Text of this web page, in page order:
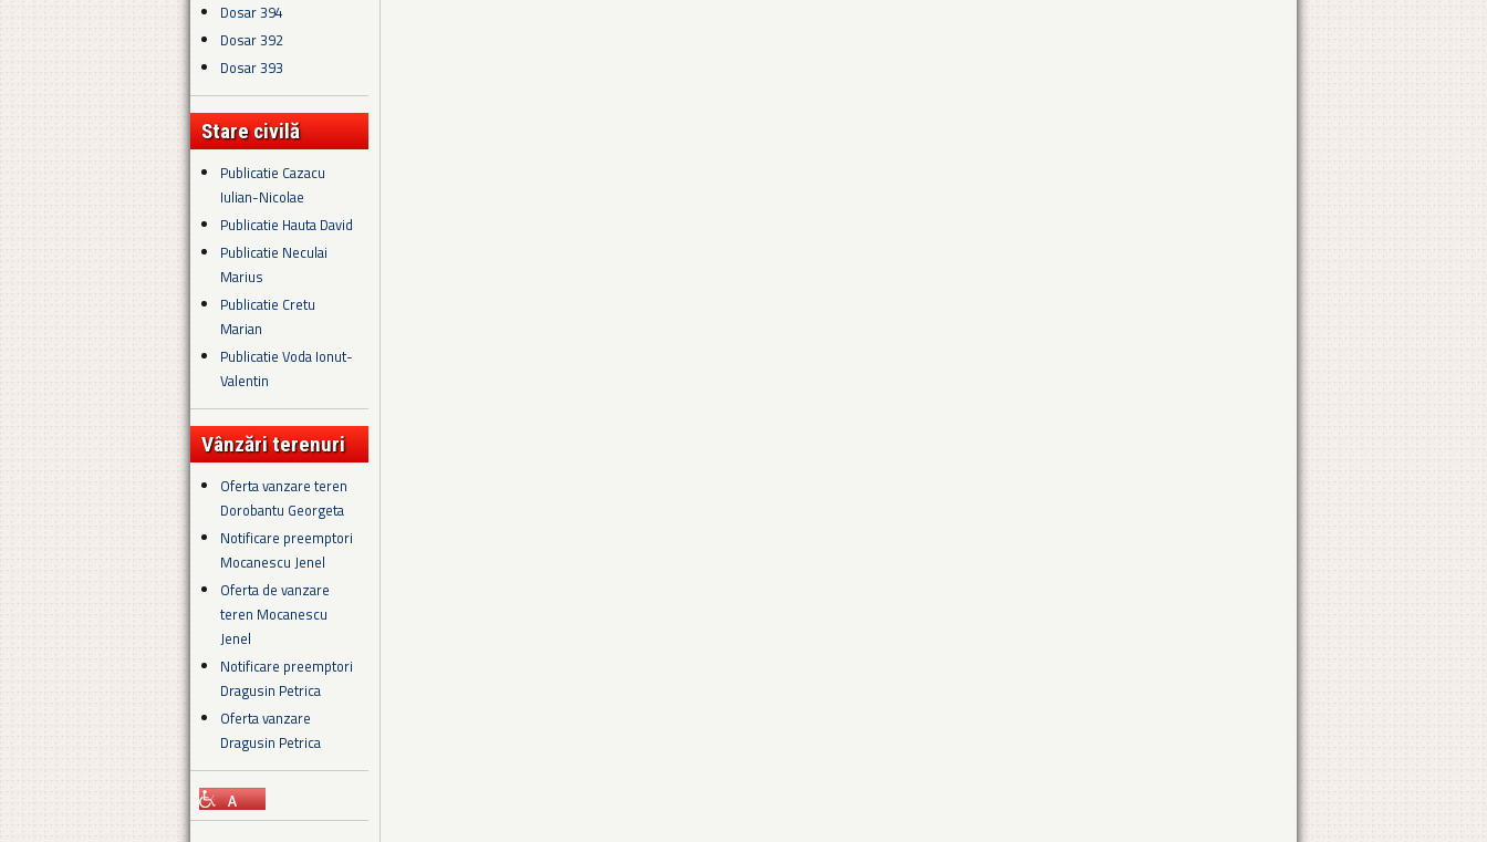
Dosar 394
Dosar 392
Dosar 393
Stare civilă
Publicatie Cazacu
Iulian-Nicolae
Publicatie Hauta David
Publicatie Neculai
Marius
Publicatie Cretu
Marian
Publicatie Voda Ionut-
Valentin
Vânzări terenuri
Oferta vanzare teren
Dorobantu Georgeta
Notificare preemptori
Mocanescu Jenel
Oferta de vanzare
teren Mocanescu
Jenel
Notificare preemptori
Dragusin Petrica
Oferta vanzare
Dragusin Petrica